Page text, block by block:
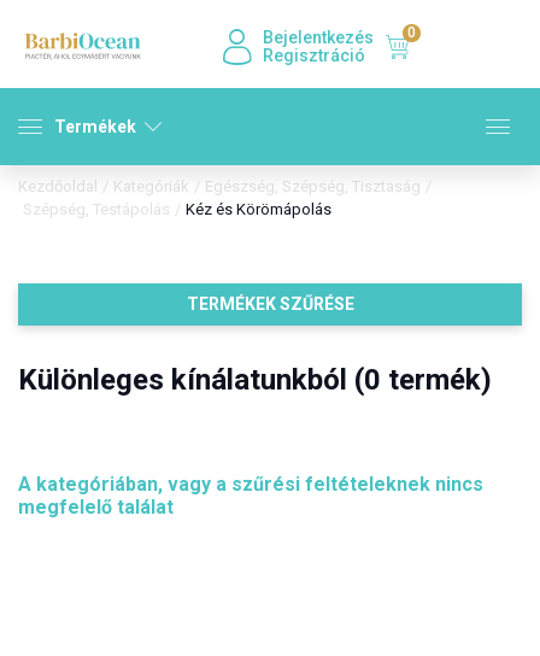
Bejelentkezés
Regisztráció
0
Termékek
Kezdőoldal / Kategóriák / Egészség, Szépség, Tisztaság /
Szépség, Testápolás / Kéz és Körömápolás
TERMÉKEK SZŰRÉSE
Különleges kínálatunkból (0 termék)
A kategóriában, vagy a szűrési feltételeknek nincs
megfelelő találat